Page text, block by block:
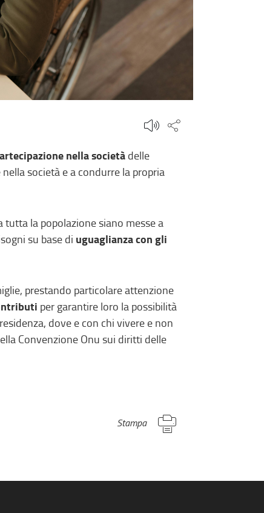
Condividi
nella società delle
società e a condurre la propria
la popolazione siano messe a
su base di uguaglianza con gli
prestando particolare attenzione
per garantire loro la possibilità
dove e con chi vivere e non
Convenzione Onu sui diritti delle
Stampa